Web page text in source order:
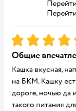
Рейтинг:5
Общие
Кашка вкусная,
на БКМ. Кашку
дороге, ночью да
такого питания